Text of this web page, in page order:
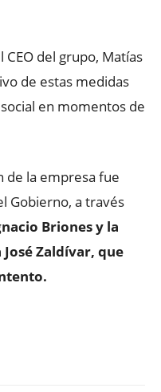
del grupo, Matías
de estas medidas
en momentos de
de la empresa fue
Gobierno, a través
Briones y la
Zaldívar, que